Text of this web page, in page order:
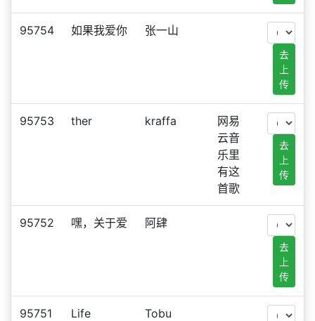
95754 如果我爱你 张一山
去
上
传
95753 ther kraffa
网易
云音
乐里
有这
首歌
去
上
传
95752 嘿，关于爱 阿肆
去
上
传
95751 Life Tobu